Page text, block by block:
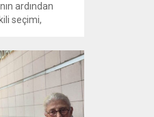
ardından
seçimi,
ciddi iddialar
yönlendirmeler
Seçim